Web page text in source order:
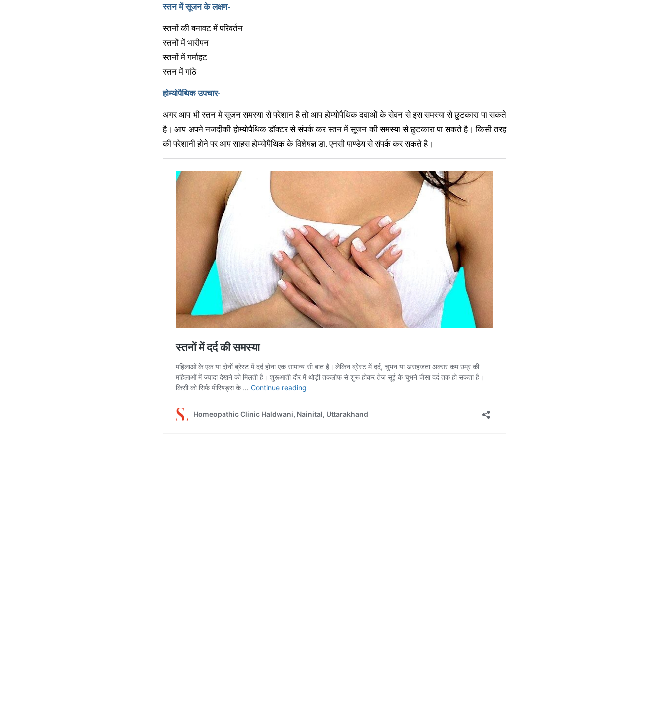
स्तन में सूजन के लक्षण-
स्तनों की बनावट में परिवर्तन
स्तनों में भारीपन
स्तनों में गर्माहट
स्तन में गांठे
होम्योपैथिक उपचार-
अगर आप भी स्तन मे सूजन समस्या से परेशान है तो आप होम्योपैथिक दवाओं के सेवन से इस समस्या से छुटकारा पा सकते
है। आप अपने नजदीकी होम्योपैथिक डॉक्टर से संपर्क कर स्तन में सूजन की समस्या से छुटकारा पा सकते है। किसी तरह
की परेशानी होने पर आप साहस होम्योपैथिक के विशेषज्ञ डा. एनसी पाण्डेय से संपर्क कर सकते है।